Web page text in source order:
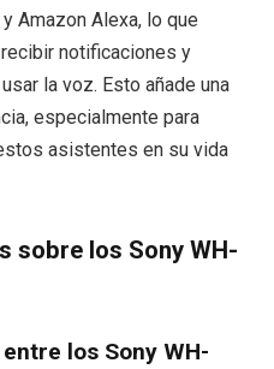
Amazon Alexa, lo que
notificaciones y
la voz. Esto añade una
especialmente para
asistentes en su vida
sobre los Sony WH-
los Sony WH-